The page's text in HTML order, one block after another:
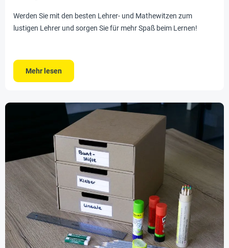
Werden Sie mit den besten Lehrer- und Mathewitzen zum
lustigen Lehrer und sorgen Sie für mehr Spaß beim Lernen!